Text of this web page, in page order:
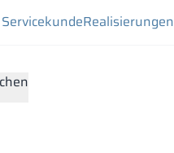
ServicekundeRealisierungen